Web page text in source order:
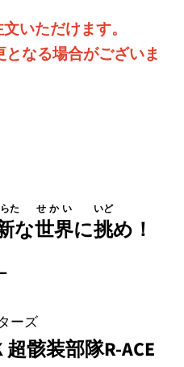
いただけます。
なる場合がございま
た
な世界
せかい
に挑
いど
め！
ーズ
超骸装部隊R-ACE